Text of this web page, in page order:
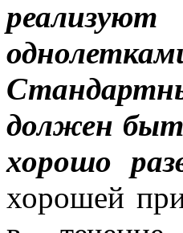
должен
хорошо
хорошей